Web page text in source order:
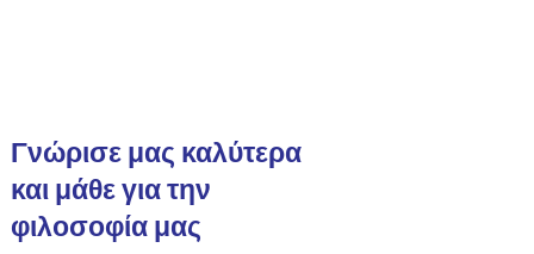
Γνώρισε μας καλύτερα
και μάθε για την
φιλοσοφία μας